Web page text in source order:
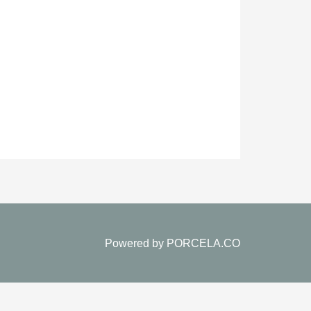
Powered by PORCELA.CO